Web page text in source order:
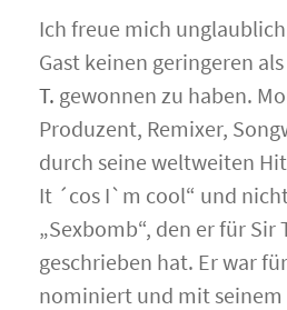
Ich freue mich
Gast keinen geringeren als
T. gewonnen zu haben.
Produzent, Remixer,
durch seine weltweiten
It ´cos I`m cool“ und
„Sexbomb“, den er für Sir
geschrieben hat. Er war
nominiert und mit